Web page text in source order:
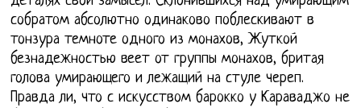
собратом абсолютно одинаково поблескивают в
тонзура темноте одного из монахов, Жуткой
безнадежностью веет от группы монахов, бритая
голова умирающего и лежащий на стуле череп.
Правда ли, что с искусством барокко у Караваджо не